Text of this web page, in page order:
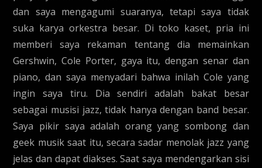
dan saya mengagumi suaranya, tetapi saya tidak
suka karya orkestra besar. Di toko kaset, pria ini
memberi saya rekaman tentang dia memainkan
Gershwin, Cole Porter, gaya itu, dengan senar dan
piano, dan saya menyadari bahwa inilah Cole yang
ingin saya tiru. Dia sendiri adalah bakat besar
sebagai musisi jazz, tidak hanya dengan band besar.
Saya pikir saya adalah orang yang sombong dan
geek musik saat itu, secara sadar menolak jazz yang
jelas dan dapat diakses. Saat saya mendengarkan sisi